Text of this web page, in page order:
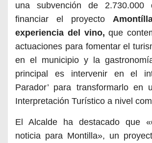
una subvención de 2.730.000
financiar el proyecto
experiencia del vino, que
actuaciones para fomentar el
en el municipio y la
principal es intervenir en el
Parador’ para transformarlo en
Interpretación Turístico a nivel
El Alcalde ha destacado que
noticia para Montilla», un